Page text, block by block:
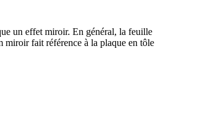
un effet miroir. En général, la feuille
fait référence à la plaque en tôle